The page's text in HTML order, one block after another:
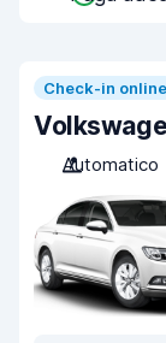
Check-in online
Automatico